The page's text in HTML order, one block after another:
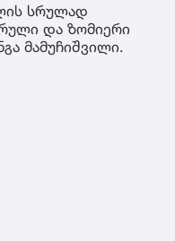
სრულად
და ზომიერი
მამუჩიშვილი.